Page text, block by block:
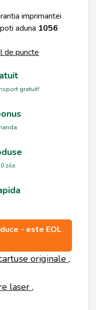
imprimantei
aduna 1056
de puncte
gratuit!
zile
- este EOL
originale ,
laser ,